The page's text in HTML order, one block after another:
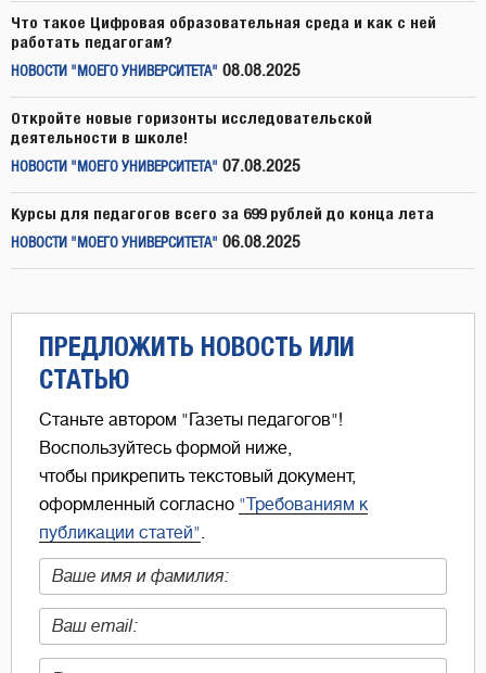
Что такое Цифровая образовательная среда и как с ней
работать педагогам?
НОВОСТИ "МОЕГО УНИВЕРСИТЕТА" 08.08.2025
Откройте новые горизонты исследовательской
деятельности в школе!
НОВОСТИ "МОЕГО УНИВЕРСИТЕТА" 07.08.2025
Курсы для педагогов всего за 699 рублей до конца лета
НОВОСТИ "МОЕГО УНИВЕРСИТЕТА" 06.08.2025
ПРЕДЛОЖИТЬ НОВОСТЬ ИЛИ
СТАТЬЮ
Станьте автором "Газеты педагогов"!
Воспользуйтесь формой ниже,
чтобы прикрепить текстовый документ,
оформленный согласно "Требованиям к
публикации статей"